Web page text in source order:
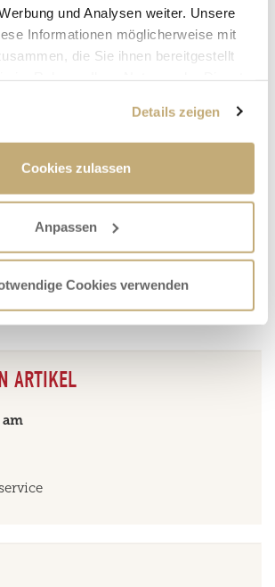
und Analysen weiter. Unsere
Informationen möglicherweise mit
die Sie ihnen bereitgestellt
Details zeigen
Cookies zulassen
Anpassen
Cookies verwenden
der Dinge die Unterführung an der
der Fahrradweg nach Kemmern.
M
Hochwassernachrichtendienstes
ehe mit einer Entlastung zu rechnen
könnten im Laufe des
Bereiche wird gebeten.
des Mains am Pegelstandort
eingesehen werden.
ARTIKEL